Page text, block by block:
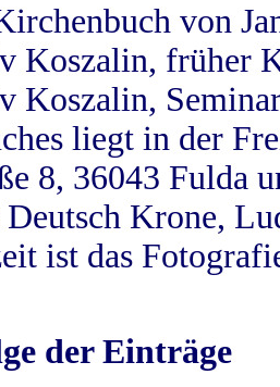
von
Koszalin, früher
Koszalin,
liegt in der
8, 36043 Fulda
Krone,
ist das
der Einträge